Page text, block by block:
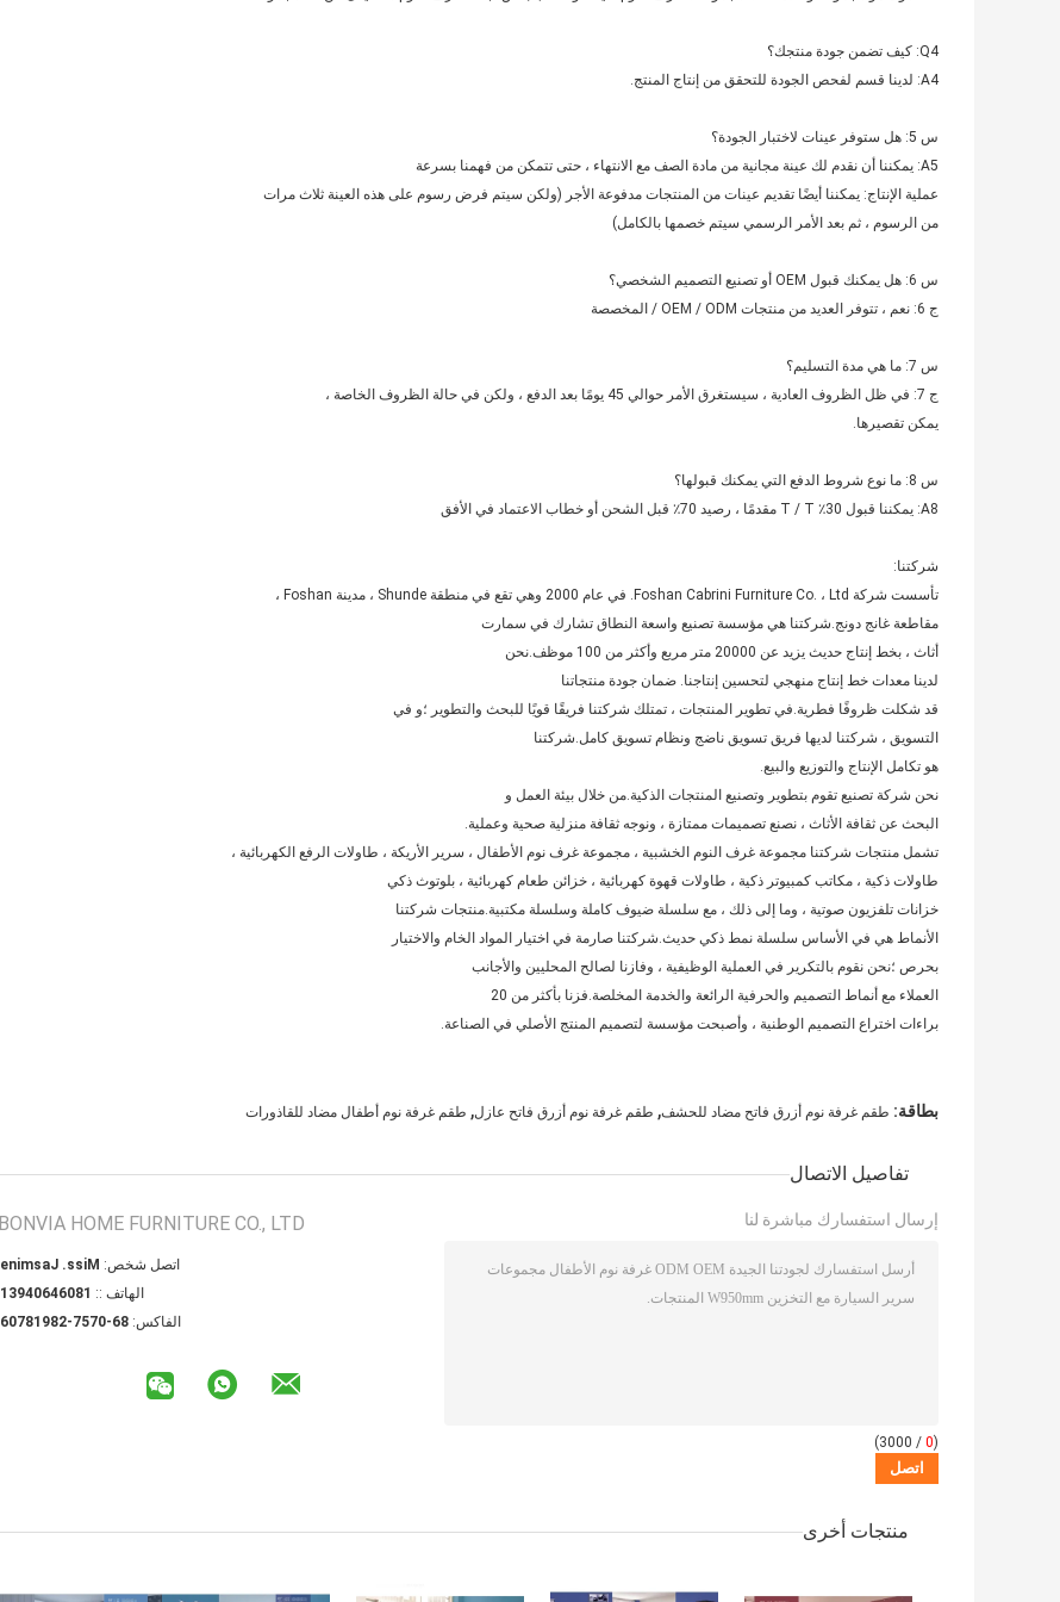
Q4: كيف تضمن جودة منتجك؟
A4: لدينا قسم لفحص الجودة للتحقق من إنتاج المنتج.
س 5: هل ستوفر عينات لاختبار الجودة؟
A5: يمكننا أن نقدم لك عينة مجانية من مادة الصف مع الانتهاء ، حتى تتمكن من فهمنا بسرعة
عملية الإنتاج: يمكننا أيضًا تقديم عينات من المنتجات مدفوعة الأجر (ولكن سيتم فرض رسوم على هذه العينة ثلاث مرات
من الرسوم ، ثم بعد الأمر الرسمي سيتم خصمها بالكامل)
س 6: هل يمكنك قبول OEM أو تصنيع التصميم الشخصي؟
ج 6: نعم ، تتوفر العديد من منتجات OEM / ODM / المخصصة
س 7: ما هي مدة التسليم؟
ج 7: في ظل الظروف العادية ، سيستغرق الأمر حوالي 45 يومًا بعد الدفع ، ولكن في حالة الظروف الخاصة ،
يمكن تقصيرها.
س 8: ما نوع شروط الدفع التي يمكنك قبولها؟
A8: يمكننا قبول 30٪ T / T مقدمًا ، رصيد 70٪ قبل الشحن أو خطاب الاعتماد في الأفق
شركتنا:
تأسست شركة Foshan Cabrini Furniture Co. ، Ltd. في عام 2000 وهي تقع في منطقة Shunde ، مدينة Foshan ،
مقاطعة غانج دونج.شركتنا هي مؤسسة تصنيع واسعة النطاق تشارك في سمارت
أثاث ، بخط إنتاج حديث يزيد عن 20000 متر مربع وأكثر من 100 موظف.نحن
لدينا معدات خط إنتاج منهجي لتحسين إنتاجنا. ضمان جودة منتجاتنا
قد شكلت ظروفًا فطرية.في تطوير المنتجات ، تمتلك شركتنا فريقًا قويًا للبحث والتطوير ؛و في
التسويق ، شركتنا لديها فريق تسويق ناضج ونظام تسويق كامل.شركتنا
هو تكامل الإنتاج والتوزيع والبيع.
نحن شركة تصنيع تقوم بتطوير وتصنيع المنتجات الذكية.من خلال بيئة العمل و
البحث عن ثقافة الأثاث ، نصنع تصميمات ممتازة ، ونوجه ثقافة منزلية صحية وعملية.
تشمل منتجات شركتنا مجموعة غرف النوم الخشبية ، مجموعة غرف نوم الأطفال ، سرير الأريكة ، طاولات الرفع الكهربائية ،
طاولات ذكية ، مكاتب كمبيوتر ذكية ، طاولات قهوة كهربائية ، خزائن طعام كهربائية ، بلوتوث ذكي
خزانات تلفزيون صوتية ، وما إلى ذلك ، مع سلسلة ضيوف كاملة وسلسلة مكتبية.منتجات شركتنا
الأنماط هي في الأساس سلسلة نمط ذكي حديث.شركتنا صارمة في اختيار المواد الخام والاختيار
بحرص ؛نحن نقوم بالتكرير في العملية الوظيفية ، وفازنا لصالح المحليين والأجانب
العملاء مع أنماط التصميم والحرفية الرائعة والخدمة المخلصة.فزنا بأكثر من 20
براءات اختراع التصميم الوطنية ، وأصبحت مؤسسة لتصميم المنتج الأصلي في الصناعة.
بطاقة: طقم غرفة نوم أزرق فاتح مضاد للحشف, طقم غرفة نوم أزرق فاتح عازل, طقم غرفة نوم أطفال مضاد للقاذورات
تفاصيل الاتصال
BONVIA HOME FURNITURE CO., LTD.
اتصل شخص: Miss. Jasmine
الهاتف :: 18064604931
الفاكس: 86-0757-28918706
إرسال استفسارك مباشرة لنا
(
0
/ 3000)
منتجات أخرى